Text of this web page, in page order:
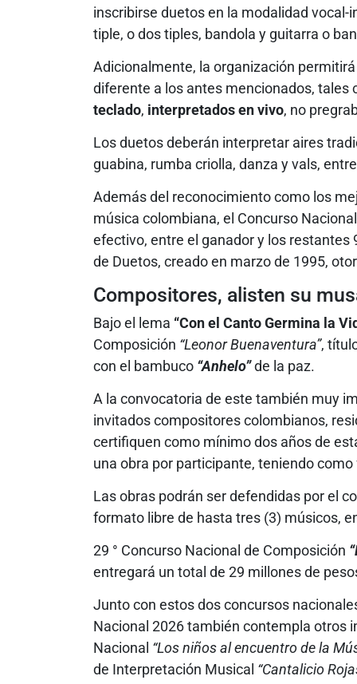
inscribirse duetos en la modalidad
tiple, o dos tiples, bandola y guitarra o
Adicionalmente, la organización
diferente a los antes mencionados, tales
teclado, interpretados en vivo, no
Los duetos deberán interpretar aires
guabina, rumba criolla, danza y vals,
Además del reconocimiento como los
música colombiana, el Concurso
efectivo, entre el ganador y los restantes
de Duetos, creado en marzo de 1995,
Compositores, alisten su
Bajo el lema “Con el Canto Germina la
Composición “Leonor Buenaventura”,
con el bambuco “Anhelo”de la paz.
A la convocatoria de este también muy
invitados compositores colombianos,
certifiquen como mínimo dos años de
una obra por participante, teniendo
Las obras podrán ser defendidas por el
formato libre de hasta tres (3) músicos,
29 ° Concurso Nacional de Composición
entregará un total de 29 millones de
Junto con estos dos concursos
Nacional 2026 también contempla otros
Nacional “Los niños al encuentro de la
de Interpretación Musical “Cantalicio